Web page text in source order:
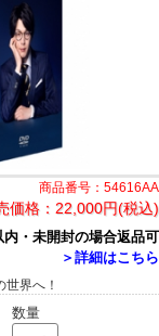
商品番号：54616AA
価格： 22,000円(税込)
・未開封の場合返品可
＞詳細はこちら
界へ！
数量